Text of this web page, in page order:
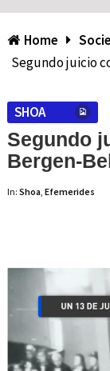
Home
Segundo juicio
SHOA
Segundo
Bergen-
In: Shoa, Efemerides